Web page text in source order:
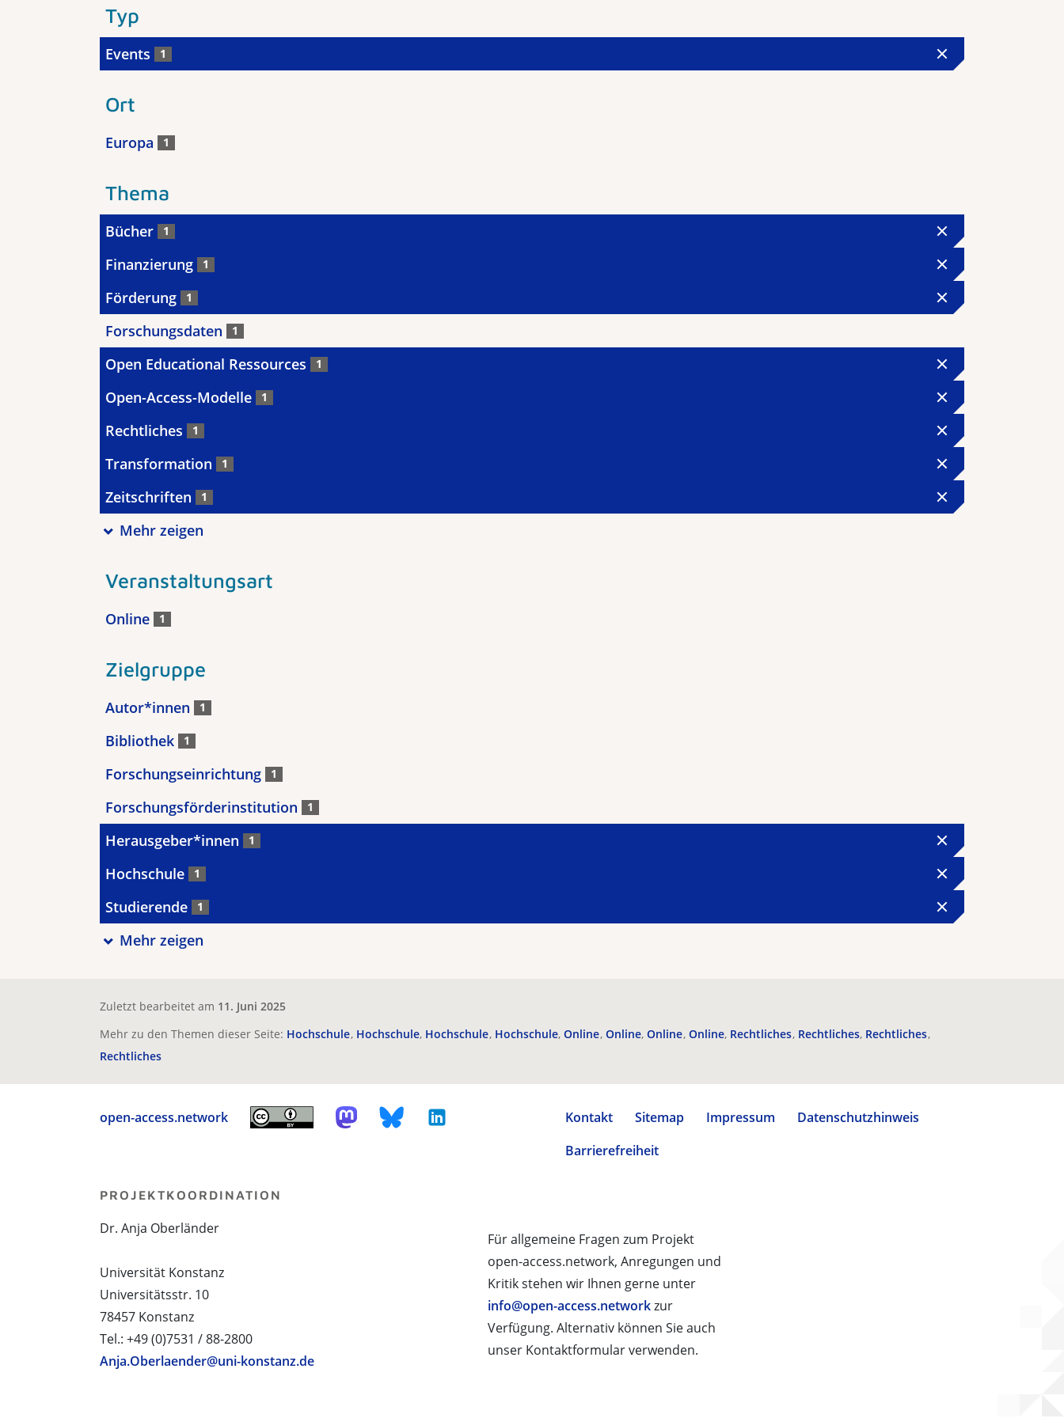
Typ
Events 1
Ort
Europa 1
Thema
Bücher 1
Finanzierung 1
Förderung 1
Forschungsdaten 1
Open Educational Ressources 1
Open-Access-Modelle 1
Rechtliches 1
Transformation 1
Zeitschriften 1
Mehr zeigen
Veranstaltungsart
Online 1
Zielgruppe
Autor*innen 1
Bibliothek 1
Forschungseinrichtung 1
Forschungsförderinstitution 1
Herausgeber*innen 1
Hochschule 1
Studierende 1
Mehr zeigen
Zuletzt bearbeitet am 11. Juni 2025
Mehr zu den Themen dieser Seite: Hochschule Hochschule Hochschule Hochschule Online Online Online Online Rechtliches Rechtliches Rechtliches
Rechtliches
open-access.network Kontakt Sitemap Impressum
Datenschutzhinweis
Barrierefreiheit
Für allgemeine Fragen zum Projekt
open-access.network, Anregungen und
Kritik stehen wir Ihnen gerne unter
info@open-access.networkzur
Verfügung. Alternativ können Sie auch
unser Kontaktformular verwenden.
PROJEKTKOORDINATION
Dr. Anja Oberländer
Universität Konstanz
Universitätsstr. 10
78457 Konstanz
Tel.: +49 (0)7531 / 88-2800
Anja.Oberlaender@uni-konstanz.de